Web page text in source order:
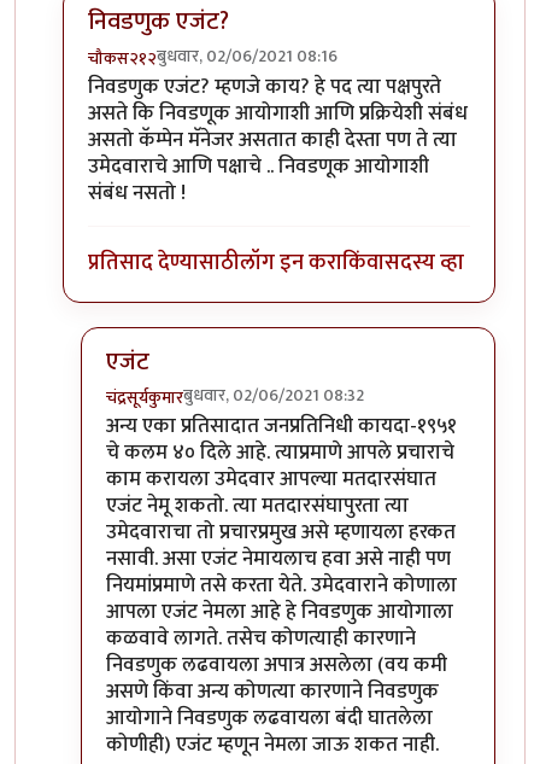
निवडणुक एजंट?
चौकस२१२बुधवार, 02/06/2021 08:16
In reply toवाजपेयीbyचंद्रसूर्यकुमार
निवडणुक एजंट? म्हणजे काय? हे पद त्या पक्षपुरते
असते कि निवडणूक आयोगाशी आणि प्रक्रियेशी संबंध
असतो कॅम्पेन मॅनेजर असतात काही देस्ता पण ते त्या
उमेदवाराचे आणि पक्षाचे .. निवडणूक आयोगाशी
संबंध नसतो !
प्रतिसाद देण्यासाठीलॉग इन कराकिंवासदस्य व्हा
एजंट
चंद्रसूर्यकुमारबुधवार, 02/06/2021 08:32
In reply toनिवडणुक एजंट?byचौकस२१२
अन्य एका प्रतिसादात जनप्रतिनिधी कायदा-१९५१
चे कलम ४० दिले आहे. त्याप्रमाणे आपले प्रचाराचे
काम करायला उमेदवार आपल्या मतदारसंघात
एजंट नेमू शकतो. त्या मतदारसंघापुरता त्या
उमेदवाराचा तो प्रचारप्रमुख असे म्हणायला हरकत
नसावी. असा एजंट नेमायलाच हवा असे नाही पण
नियमांप्रमाणे तसे करता येते. उमेदवाराने कोणाला
आपला एजंट नेमला आहे हे निवडणुक आयोगाला
कळवावे लागते. तसेच कोणत्याही कारणाने
निवडणुक लढवायला अपात्र असलेला (वय कमी
असणे किंवा अन्य कोणत्या कारणाने निवडणुक
आयोगाने निवडणुक लढवायला बंदी घातलेला
कोणीही) एजंट म्हणून नेमला जाऊ शकत नाही.